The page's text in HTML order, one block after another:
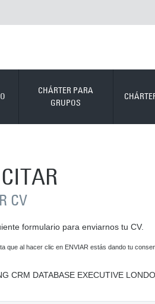
CHÁRTER PARA
GRUPOS
CV
formulario para enviarnos tu CV.
que al hacer clic en ENVIAR estás dando tu
CRM DATABASE EXECUTIVE